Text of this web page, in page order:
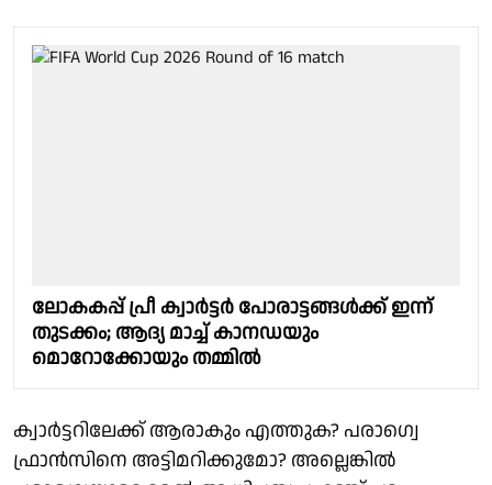
ലോകകപ്പ് പ്രീ ക്വാർട്ടർ പോരാട്ടങ്ങൾക്ക് ഇന്ന്
തുടക്കം; ആദ്യ മാച്ച് കാനഡയും
മൊറോക്കോയും തമ്മിൽ
ക്വാർട്ടറിലേക്ക് ആരാകും എത്തുക? പരാഗ്വെ
ഫ്രാൻസിനെ അട്ടിമറിക്കുമോ? അല്ലെങ്കിൽ